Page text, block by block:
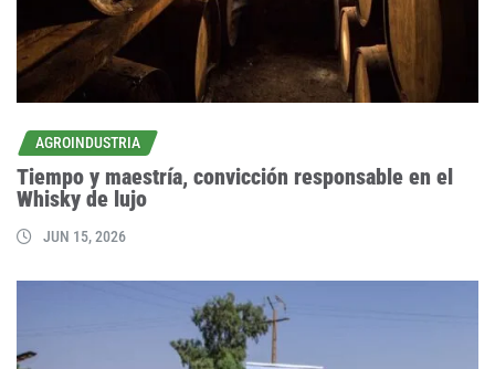
AGROINDUSTRIA
Tiempo y maestría, convicción responsable en el
Whisky de lujo
JUN 15, 2026